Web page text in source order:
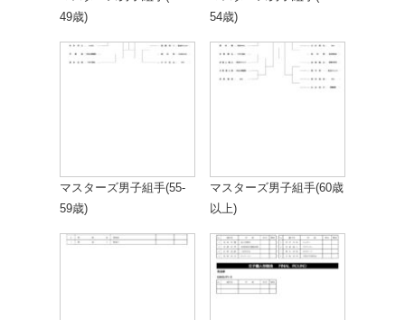
49歳)
54歳)
マスターズ男子組手(55-
59歳)
マスターズ男子組手(60歳
以上)